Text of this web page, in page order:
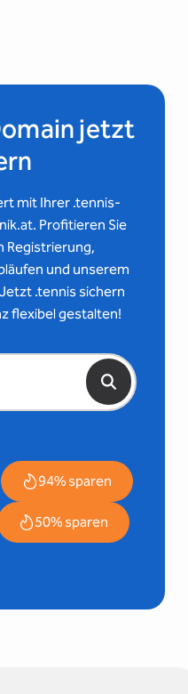
jetzt
mit Ihrer .tennis-
Profitieren Sie
Registrierung,
und unserem
.tennis sichern
flexibel gestalten!
94% sparen
50% sparen